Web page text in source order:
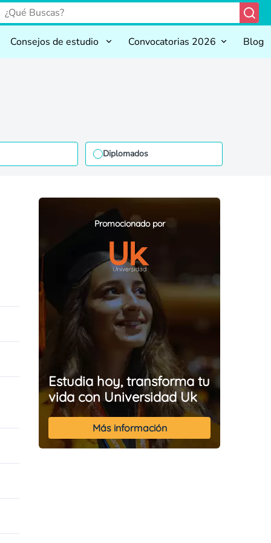
Consejos de estudio Convocatorias 2026 Blog
Diplomados
Promocionado por
Estudia hoy, transforma tu
vida con Universidad Uk
Más información